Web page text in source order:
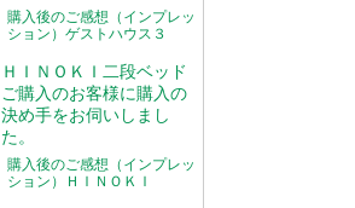
購入後のご感想（インプレッ
ション）ゲストハウス３
ＨＩＮＯＫＩ二段ベッド
ご購入のお客様に購入の
決め手をお伺いしまし
た。
購入後のご感想（インプレッ
ション）ＨＩＮＯＫＩ